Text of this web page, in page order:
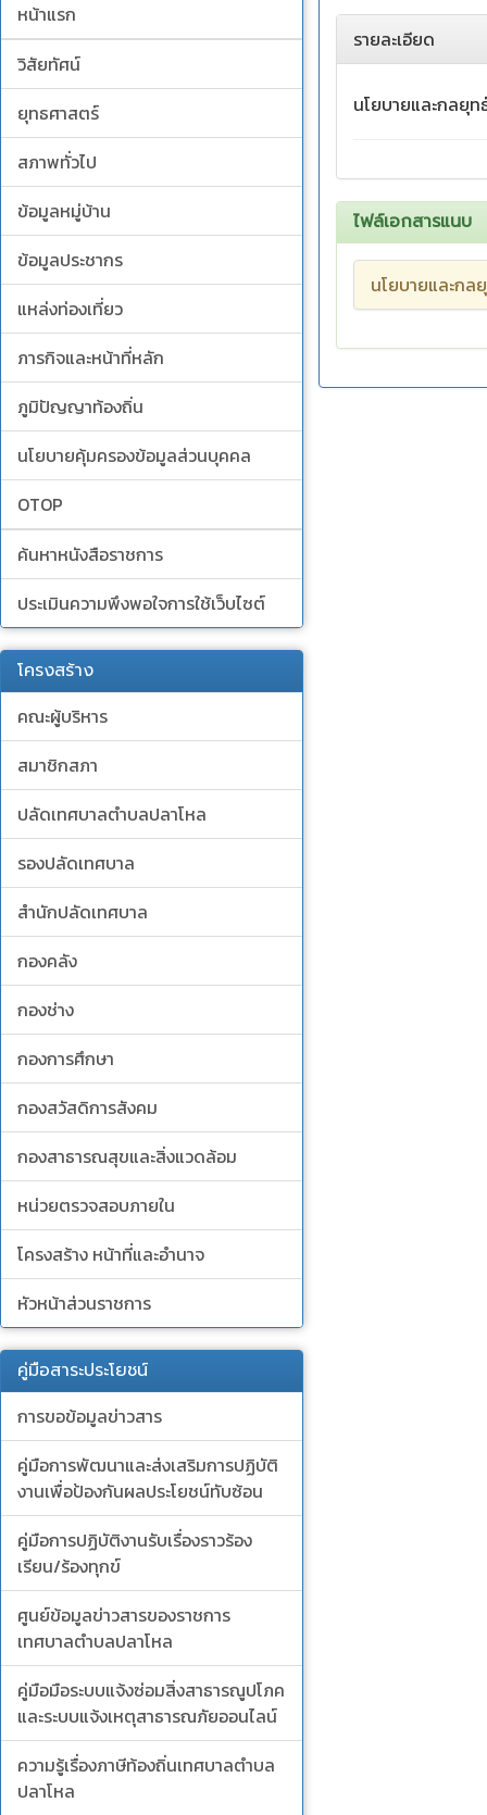
หน้าแรก
วิสัยทัศน์
ยุทธศาสตร์
สภาพทั่วไป
ข้อมูลหมู่บ้าน
ข้อมูลประชากร
แหล่งท่องเที่ยว
ภารกิจและหน้าที่หลัก
ภูมิปัญญาท้องถิ่น
นโยบายคุ้มครองข้อมูลส่วนบุคคล
OTOP
ค้นหาหนังสือราชการ
ประเมินความพึงพอใจการใช้เว็บไซต์
โครงสร้าง
คณะผู้บริหาร
สมาชิกสภา
ปลัดเทศบาลตำบลปลาโหล
รองปลัดเทศบาล
สำนักปลัดเทศบาล
กองคลัง
กองช่าง
กองการศึกษา
กองสวัสดิการสังคม
กองสาธารณสุขและสิ่งแวดล้อม
หน่วยตรวจสอบภายใน
โครงสร้าง หน้าที่และอำนาจ
หัวหน้าส่วนราชการ
คู่มือสาระประโยชน์
การขอข้อมูลข่าวสาร
คู่มือการพัฒนาและส่งเสริมการปฏิบัติ
งานเพื่อป้องกันผลประโยชน์ทับซ้อน
คู่มือการปฏิบัติงานรับเรื่องราวร้อง
เรียน/ร้องทุกข์
ศูนย์ข้อมูลข่าวสารของราชการ
เทศบาลตำบลปลาโหล
คู่มือมือระบบแจ้งซ่อมสิ่งสาธารณูปโภค
และระบบแจ้งเหตุสาธารณภัยออนไลน์
ความรู้เรื่องภาษีท้องถิ่นเทศบาลตำบล
ปลาโหล
รายละเอียด
นโยบายและกลยุท
ไฟล์เอกสารแนบ
นโยบายและกล